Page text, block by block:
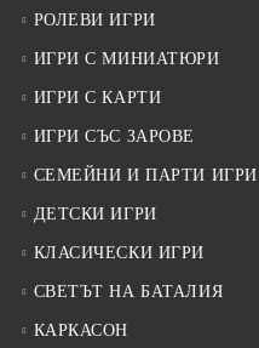
РОЛЕВИ ИГРИ
ИГРИ С МИНИАТЮРИ
ИГРИ С КАРТИ
ИГРИ СЪС ЗАРОВЕ
СЕМЕЙНИ И ПАРТИ ИГРИ
ДЕТСКИ ИГРИ
КЛАСИЧЕСКИ ИГРИ
СВЕТЪТ НА БАТАЛИЯ
КАРКАСОН